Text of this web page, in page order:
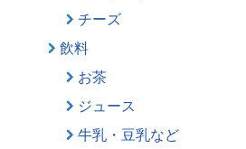
チーズ
飲料
お茶
ジュース
牛乳・豆乳など